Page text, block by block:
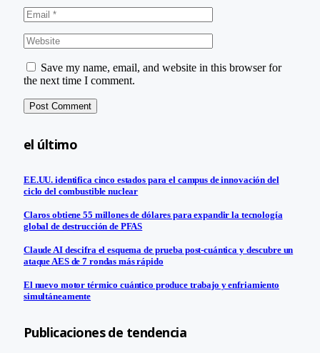
Save my name, email, and website in this browser for
the next time I comment.
el último
EE.UU. identifica cinco estados para el campus de innovación del
ciclo del combustible nuclear
Claros obtiene 55 millones de dólares para expandir la tecnología
global de destrucción de PFAS
Claude AI descifra el esquema de prueba post-cuántica y descubre un
ataque AES de 7 rondas más rápido
El nuevo motor térmico cuántico produce trabajo y enfriamiento
simultáneamente
Publicaciones de tendencia